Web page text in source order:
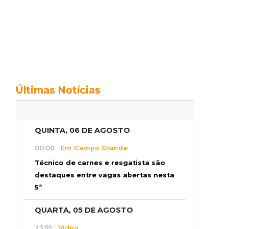
Últimas Notícias
QUINTA, 06 DE AGOSTO
00:00 Em Campo Grande
Técnico de carnes e resgatista são
destaques entre vagas abertas nesta
5ª
QUARTA, 05 DE AGOSTO